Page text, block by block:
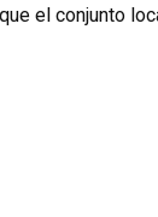
el conjunto